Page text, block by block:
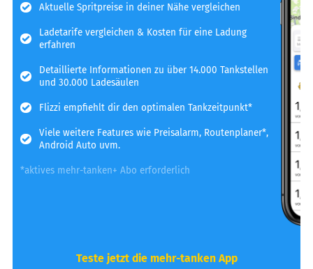
Aktuelle Spritpreise in deiner Nähe vergleichen
Ladetarife vergleichen & Kosten für eine Ladung
erfahren
Detaillierte Informationen zu über 14.000 Tankstellen
und 30.000 Ladesäulen
Flizzi empfiehlt dir den optimalen Tankzeitpunkt*
Viele weitere Features wie Preisalarm, Routenplaner*,
Android Auto uvm.
*aktives mehr-tanken+ Abo erforderlich
Teste jetzt die mehr-tanken App